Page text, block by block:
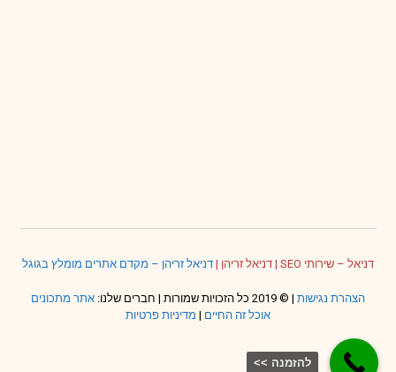
דניאל – שירותי SEO | דניאל זריהן | דניאל זריהן – מקדם אתרים מומלץ בגוגל
הצהרת נגישות | © 2019 כל הזכויות שמורות | חברים שלנו:
אתר מתכונים
אוכל זה החיים | מדיניות פרטיות
להזמנה >>